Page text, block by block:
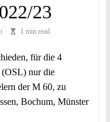
23
1 min read
für die 4
(OSL) nur die
der M 60, zu
Bochum, Münster